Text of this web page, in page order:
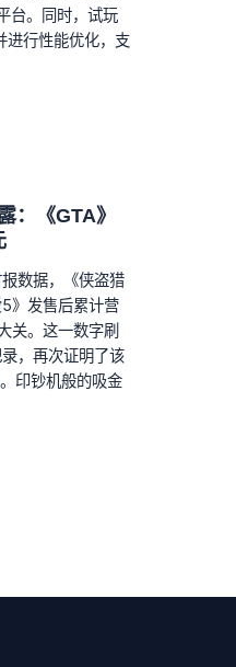
台。同时，试玩
进行性能优化，支
：《GTA》
数据，《侠盗猎
》发售后累计营
关。这一数字刷
，再次证明了该
印钞机般的吸金